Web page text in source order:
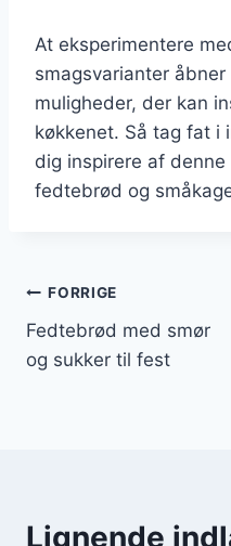
At eksperimentere
smagsvarianter
muligheder, der kan
køkkenet. Så tag fat i
dig inspirere af
fedtebrød og
FORRIGE
Fedtebrød med smør
og sukker til fest
Lignende